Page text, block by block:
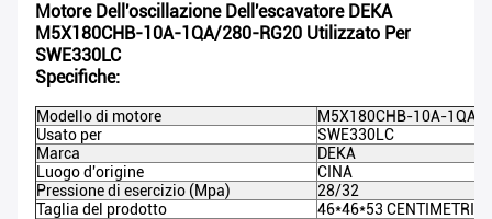
Motore Dell'oscillazione Dell'escavatore DEKA
M5X180CHB-10A-1QA/280-RG20 Utilizzato Per
SWE330LC
Specifiche:
Modello di motore
M5X180CHB-10A-1QA/
Usato per
SWE330LC
Marca
DEKA
Luogo d'origine
CINA
Pressione di esercizio (Mpa)
28/32
Taglia del prodotto
46*46*53 CENTIMETRI